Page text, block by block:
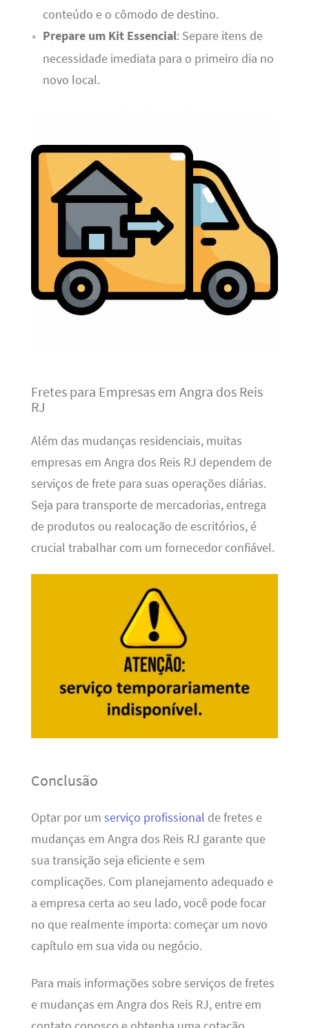
conteúdo e o cômodo de destino.
Prepare um Kit Essencial: Separe itens de
necessidade imediata para o primeiro dia no
novo local.
Fretes para Empresas em Angra dos Reis
RJ
Além das mudanças residenciais, muitas
empresas em Angra dos Reis RJ dependem de
serviços de frete para suas operações diárias.
Seja para transporte de mercadorias, entrega
de produtos ou realocação de escritórios, é
crucial trabalhar com um fornecedor confiável.
Conclusão
Optar por um serviço profissional de fretes e
mudanças em Angra dos Reis RJ garante que
sua transição seja eficiente e sem
complicações. Com planejamento adequado e
a empresa certa ao seu lado, você pode focar
no que realmente importa: começar um novo
capítulo em sua vida ou negócio.
Para mais informações sobre serviços de fretes
e mudanças em Angra dos Reis RJ, entre em